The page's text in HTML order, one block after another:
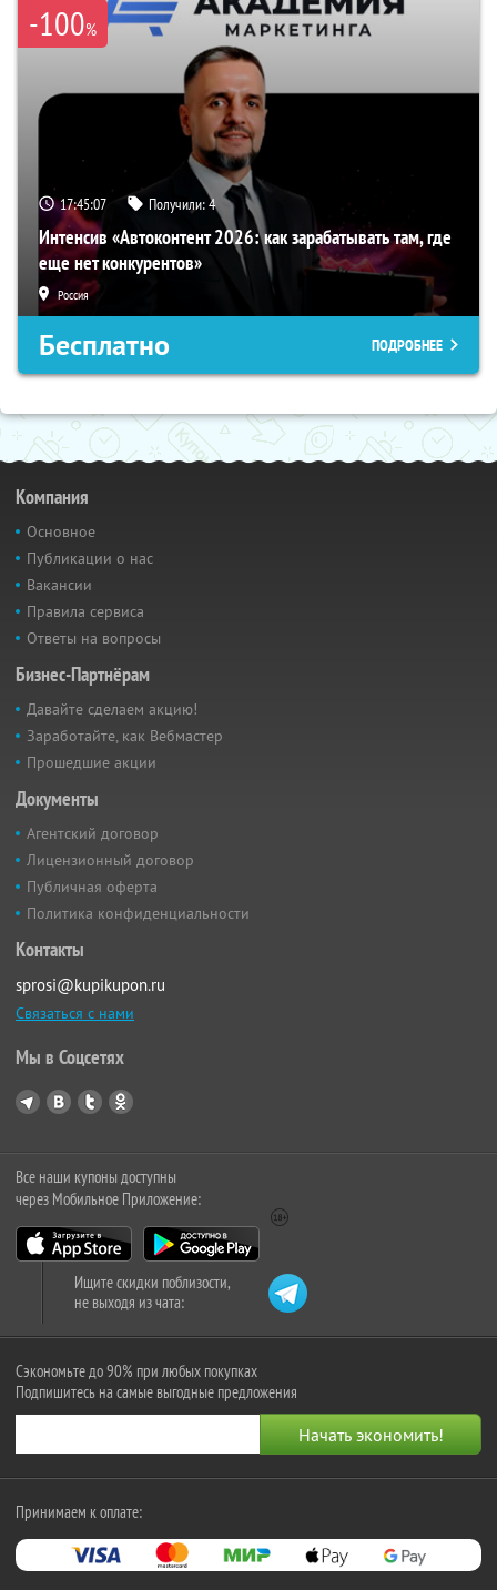
-100%
17:45:06 Получили:4
Интенсив «Автоконтент 2026: как зарабатывать там, где
еще нет конкурентов»
Россия
Бесплатно ПОДРОБНЕЕ
Компания
Основное
Публикации о нас
Вакансии
Правила сервиса
Ответы на вопросы
Бизнес-Партнёрам
Давайте сделаем акцию!
Заработайте, как Вебмастер
Прошедшие акции
Документы
Агентский договор
Лицензионный договор
Публичная оферта
Политика конфиденциальности
Контакты
sprosi@kupikupon.ru
Связаться с нами
Мы в Соцсетях
Все наши купоны доступны
через Мобильное Приложение:
Ищите скидки поблизости,
не выходя из чата:
Сэкономьте до 90% при любых покупках
Подпишитесь на самые выгодные предложения
Принимаем к оплате: